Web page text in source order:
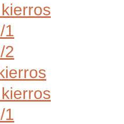
1
2
1